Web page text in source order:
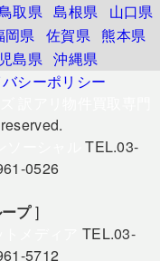
取県 島根県
山口県
岡県 佐賀県 熊本県
島県 沖縄県
シーポリシー
TEL.03-
0526
プ]
TEL.03-
5712